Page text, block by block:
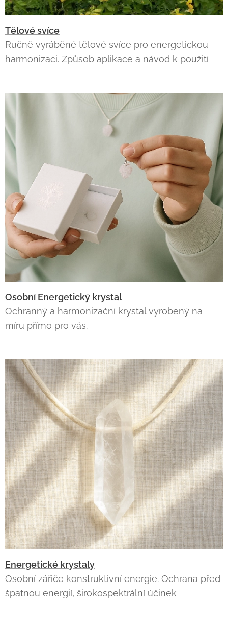
Tělové svíce
Ručně vyráběné tělové svíce pro energetickou
harmonizaci. Způsob aplikace a návod k použití
Osobní Energetický krystal
Ochranný a harmonizační krystal vyrobený na
míru přímo pro vás.
Energetické krystaly
Osobní zářiče konstruktivní energie. Ochrana před
špatnou energií, širokospektrální účinek